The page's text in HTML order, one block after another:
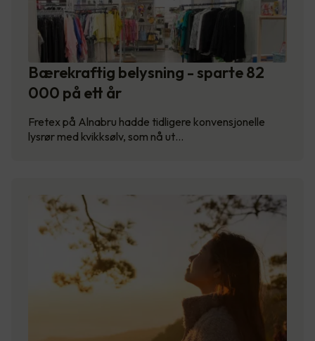
Bærekraftig belysning - sparte 82
000 på ett år
Fretex på Alnabru hadde tidligere konvensjonelle
lysrør med kvikksølv, som nå ut…